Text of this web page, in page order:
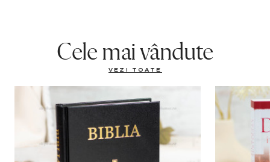
Cele mai vândute
VEZI TOATE